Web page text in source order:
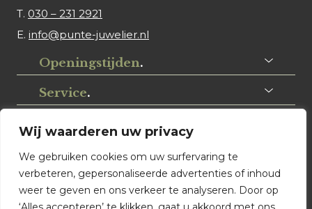
Wij waarderen uw privacy
We gebruiken cookies om uw surfervaring te
verbeteren, gepersonaliseerde advertenties of inhoud
weer te geven en ons verkeer te analyseren. Door op
T. 030 – 231 2921
E. info@punte-juwelier.nl
Openingstijden.
Service.
Volg ons